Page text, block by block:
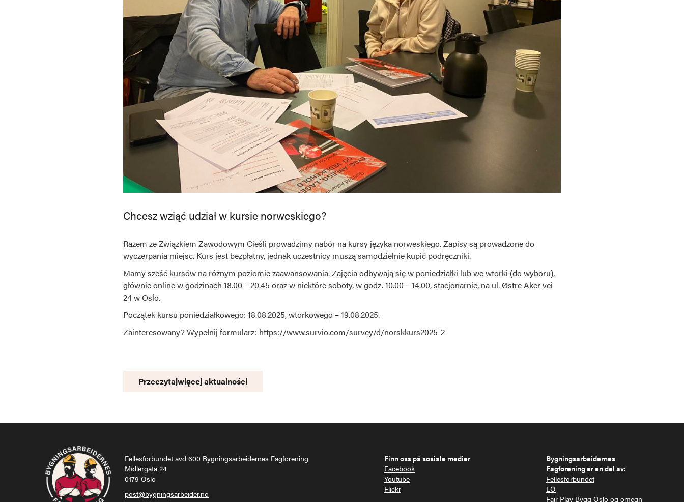
Chcesz wziąć udział w kursie norweskiego?
Razem ze Związkiem Zawodowym Cieśli prowadzimy nabór na kursy języka norweskiego. Zapisy są prowadzone do
wyczerpania miejsc. Kurs jest bezpłatny, jednak uczestnicy muszą samodzielnie kupić podręczniki.
Mamy sześć kursów na różnym poziomie zaawansowania. Zajęcia odbywają się w poniedziałki lub we wtorki (do wyboru),
głównie online w godzinach 18.00 – 20.45 oraz w niektóre soboty, w godz. 10.00 – 14.00, stacjonarnie, na ul. Østre Aker vei
24 w Oslo.
Początek kursu poniedziałkowego: 18.08.2025, wtorkowego – 19.08.2025.
Zainteresowany? Wypełnij formularz: https://www.survio.com/survey/d/norskkurs2025-2
Przeczytajwięcej aktualności
Fellesforbundet avd 600 Bygningsarbeidernes Fagforening
Møllergata 24
0179 Oslo
post@bygningsarbeider.no
Finn oss på sosiale medier
Facebook
Youtube
Flickr
Bygningsarbeidernes
Fagforening er en del av:
Fellesforbundet
LO
Fair Play Bygg Oslo og omegn